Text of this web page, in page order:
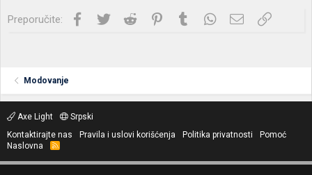
Preporučite: Facebook
Twitter Reddit PinterestTumblrWhatsApp
Imejl Link
Modovanje
Axe Light
Srpski
Kontaktirajte nas
Pravila i uslovi korišćenja Politika privatnosti
Pomoć
Naslovna
R
S